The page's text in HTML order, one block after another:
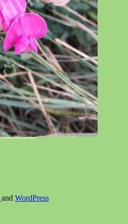
and WordPress